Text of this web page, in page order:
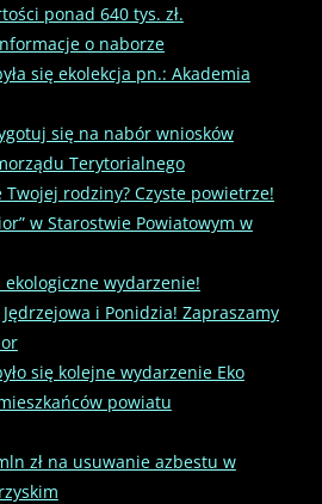
ponad 640 tys. zł.
o naborze
się ekolekcja pn.: Akademia
się na nabór wniosków
Terytorialnego
rodziny? Czyste powietrze!
w Starostwie Powiatowym w
wydarzenie!
i Ponidzia! Zapraszamy
się kolejne wydarzenie Eko
powiatu
zł na usuwanie azbestu w